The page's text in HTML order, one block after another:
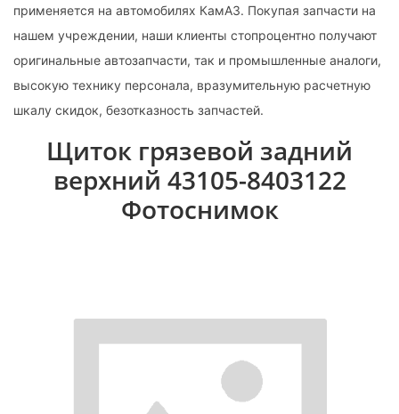
применяется на автомобилях КамАЗ. Покупая запчасти на
нашем учреждении, наши клиенты стопроцентно получают
оригинальные автозапчасти, так и промышленные аналоги,
высокую технику персонала, вразумительную расчетную
шкалу скидок, безотказность запчастей.
Щиток грязевой задний
верхний 43105-8403122
Фотоснимок